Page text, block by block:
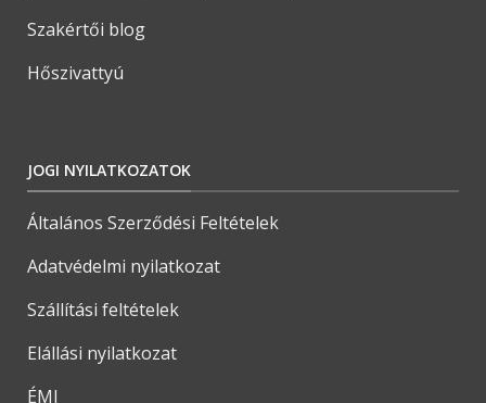
Szakértői blog
Hőszivattyú
JOGI NYILATKOZATOK
Általános Szerződési Feltételek
Adatvédelmi nyilatkozat
Szállítási feltételek
Elállási nyilatkozat
ÉMI